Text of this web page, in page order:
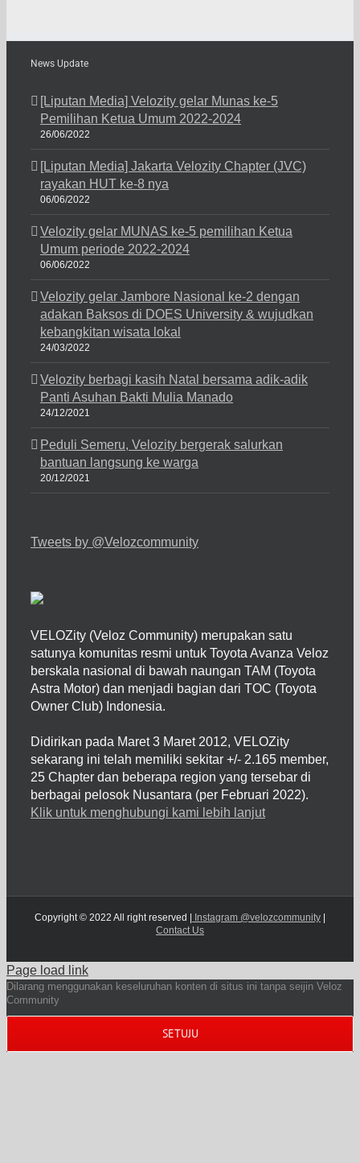
News Update
[Liputan Media] Velozity gelar Munas ke-5
Pemilihan Ketua Umum 2022-2024
26/06/2022
[Liputan Media] Jakarta Velozity Chapter (JVC)
rayakan HUT ke-8 nya
06/06/2022
Velozity gelar MUNAS ke-5 pemilihan Ketua
Umum periode 2022-2024
06/06/2022
Velozity gelar Jambore Nasional ke-2 dengan
adakan Baksos di DOES University & wujudkan
kebangkitan wisata lokal
24/03/2022
Velozity berbagi kasih Natal bersama adik-adik
Panti Asuhan Bakti Mulia Manado
24/12/2021
Peduli Semeru, Velozity bergerak salurkan
bantuan langsung ke warga
20/12/2021
Tweets by @Velozcommunity
VELOZity (Veloz Community) merupakan satu
satunya komunitas resmi untuk Toyota Avanza Veloz
berskala nasional di bawah naungan TAM (Toyota
Astra Motor) dan menjadi bagian dari TOC (Toyota
Owner Club) Indonesia.
Didirikan pada Maret 3 Maret 2012, VELOZity
sekarang ini telah memiliki sekitar +/- 2.165 member,
25 Chapter dan beberapa region yang tersebar di
berbagai pelosok Nusantara (per Februari 2022).
Klik untuk menghubungi kami lebih lanjut
Copyright © 2022 All right reserved | Instagram @velozcommunity
Contact Us
Page load link
Dilarang menggunakan keseluruhan konten di situs ini tanpa seijin Veloz
Community
SETUJU